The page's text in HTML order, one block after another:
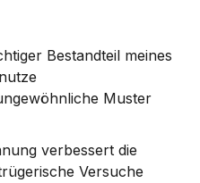
Bestandteil meines
Muster
verbessert die
Versuche